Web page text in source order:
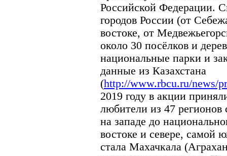
Российской Федерации.
городов России (от
востоке, от
около 30 посёлков и
национальные парки и
данные из Казахстана
(http://www.rbcu.ru/news/
2019 году в акции
любители из 47 регионов
на западе до
востоке и севере, самой
стала Махачкала